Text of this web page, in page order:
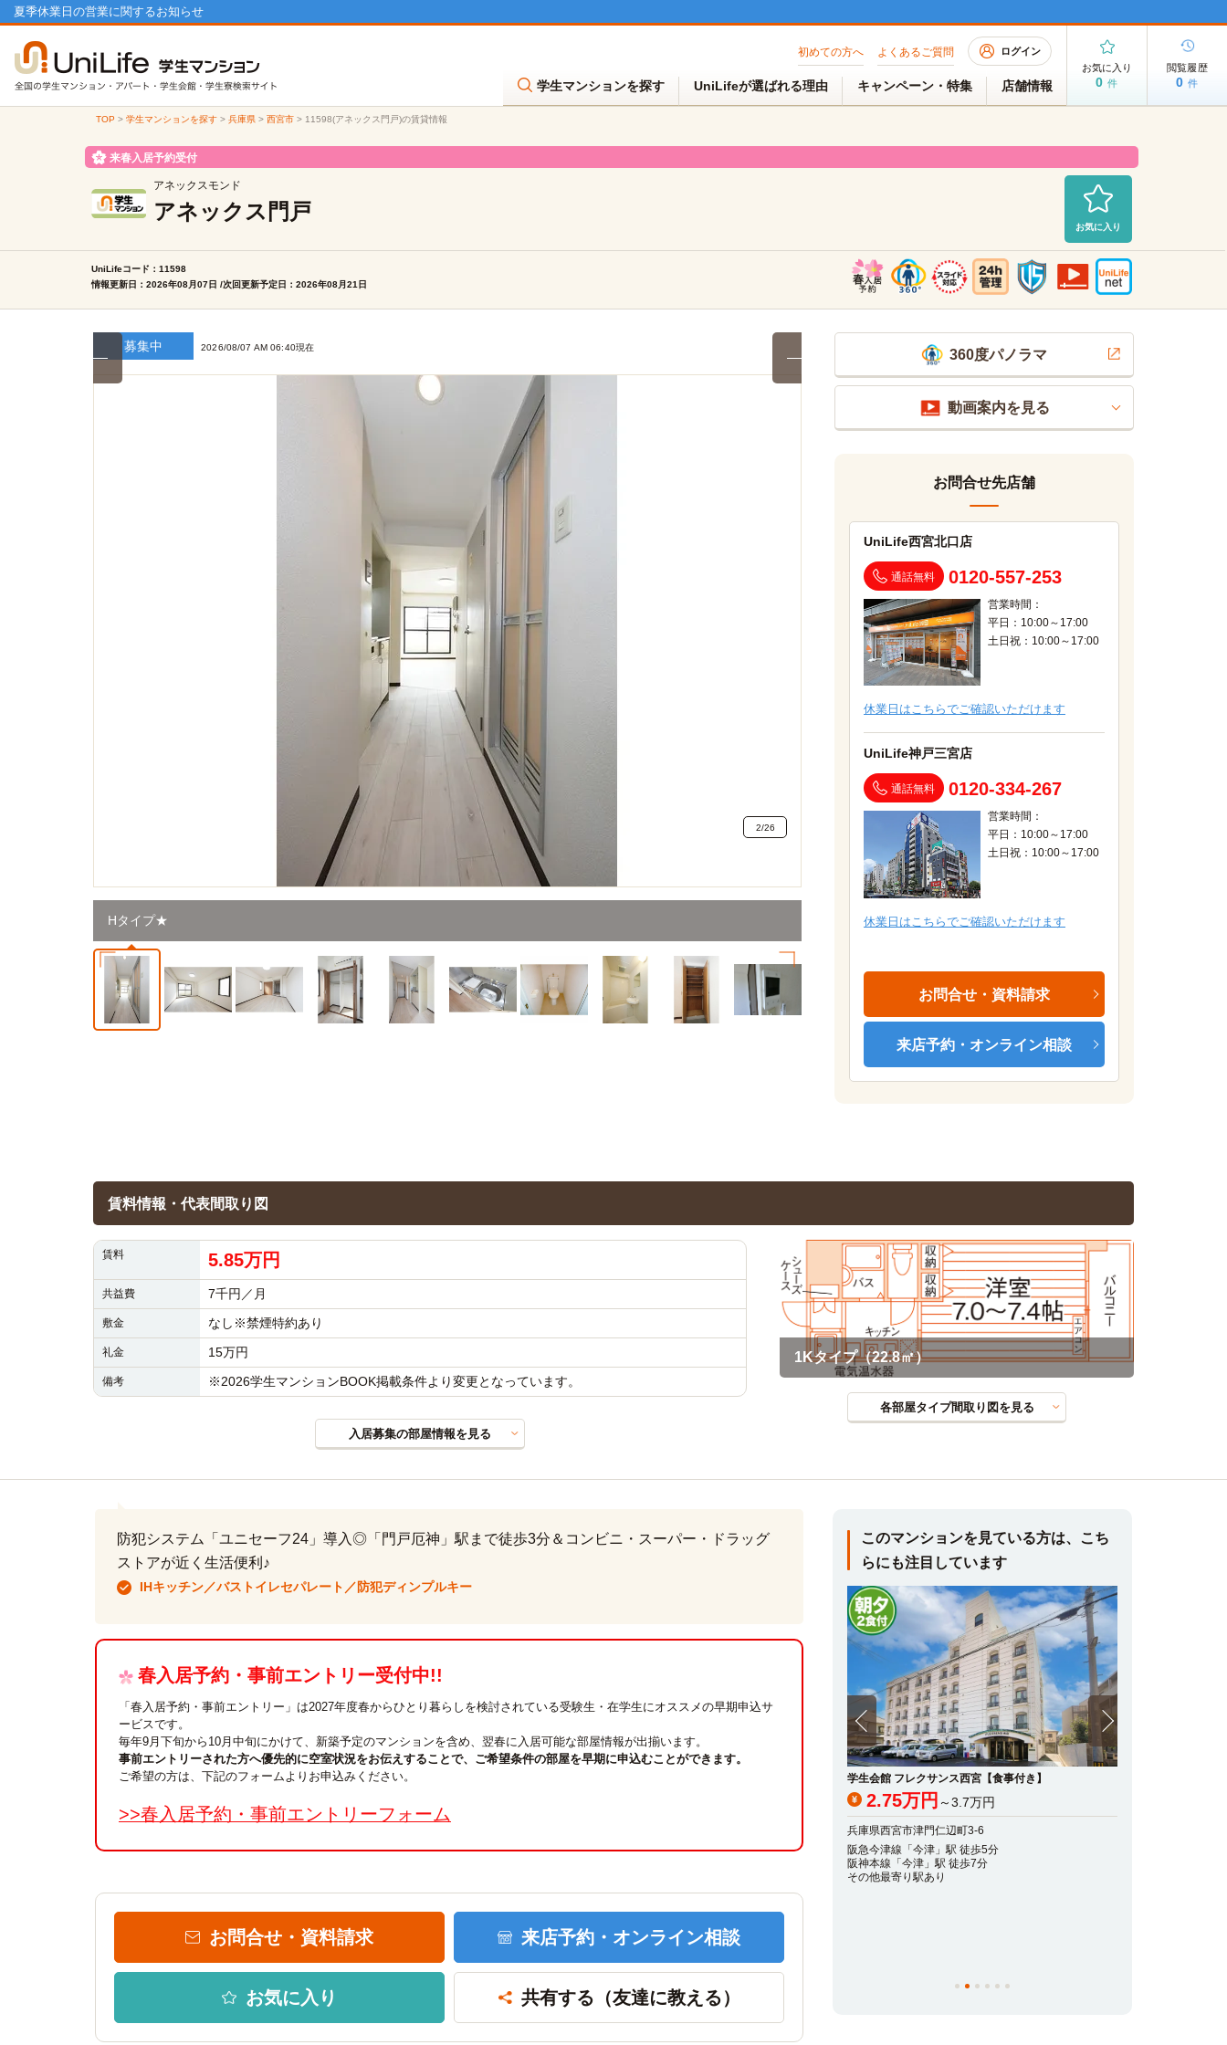
夏季休業日の営業に関するお知らせ
初めての方へ よくあるご質問 ログイン
学生マンションを探す UniLifeが選ばれる理由 キャンペーン・特集 店舗情報
お気に入り
0 件
閲覧履歴
0 件
TOP > 学生マンションを探す> 兵庫県> 西宮市> 11598(アネックス門戸)の賃貸情報
来春入居予約受付
アネックスモンド
アネックス門戸
お気に入り
UniLifeコード：11598
情報更新日：2026年08月07日 /次回更新予定日：2026年08月21日
募集中 2026/08/07 AM 06:40現在
Hタイプ★
2026/08/07 AM 06:40現在
Hタイプ★
2/26
360度パノラマ
動画案内を見る
お問合せ先店舗
UniLife西宮北口店
通話無料 0120-557-253
営業時間：
平日：10:00～17:00
土日祝：10:00～17:00
休業日はこちらでご確認いただけます
UniLife神戸三宮店
通話無料 0120-334-267
営業時間：
平日：10:00～17:00
土日祝：10:00～17:00
休業日はこちらでご確認いただけます
お問合せ・資料請求
来店予約・オンライン相談
賃料情報・代表間取り図
賃料 5.85万円
共益費 7千円／月
敷金 なし※禁煙特約あり
礼金 15万円
備考 ※2026学生マンションBOOK掲載条件より変更となっています。
入居募集の部屋情報を見る
1Kタイプ（22.8㎡）
各部屋タイプ間取り図を見る
防犯システム「ユニセーフ24」導入◎「門戸厄神」駅まで徒歩3分＆コンビニ・スーパー・ドラッグ
ストアが近く生活便利♪
IHキッチン／バストイレセパレート／防犯ディンプルキー
春入居予約・事前エントリー受付中!!
「春入居予約・事前エントリー」は2027年度春からひとり暮らしを検討されている受験生・在学生にオススメの早期申込サ
ービスです。
毎年9月下旬から10月中旬にかけて、新築予定のマンションを含め、翌春に入居可能な部屋情報が出揃います。
事前エントリーされた方へ優先的に空室状況をお伝えすることで、ご希望条件の部屋を早期に申込むことができます。
ご希望の方は、下記のフォームよりお申込みください。
>>春入居予約・事前エントリーフォーム
お問合せ・資料請求 来店予約・ オンライン相談
お気に入り 共有する （友達に教える）
このマンションを見ている方は、こち
らにも注目しています
学生会館 フレクサンス西宮【食事付き】
2.75万円 ～3.7万円
兵庫県西宮市津門仁辺町3-6
阪急今津線「今津」駅 徒歩5分
阪神本線「今津」駅 徒歩7分
その他最寄り駅あり